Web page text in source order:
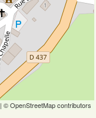
| © OpenStreetMap contributors